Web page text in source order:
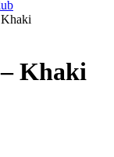
Khaki